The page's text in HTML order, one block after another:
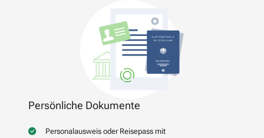
Persönliche Dokumente
Personalausweis oder Reisepass mit